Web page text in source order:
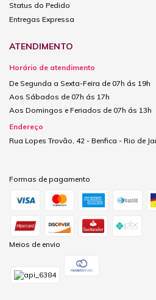
Status do Pedido
Entregas Expressa
ATENDIMENTO
Horário de atendimento
De Segunda a Sexta-Feira de 07h ás 19h
Aos Sábados de 07h ás 17h
Aos Domingos e Feriados de 07h ás 13h
Endereço
Rua Lopes Trovão, 42 - Benfica - Rio de
Formas de pagamento
Meios de envio